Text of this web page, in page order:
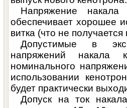
Напряжение
обеспечивает хорошее
витка (что не
Допустимые в
напряжений накала
номинального
использовании
будет практически
Допуск на ток